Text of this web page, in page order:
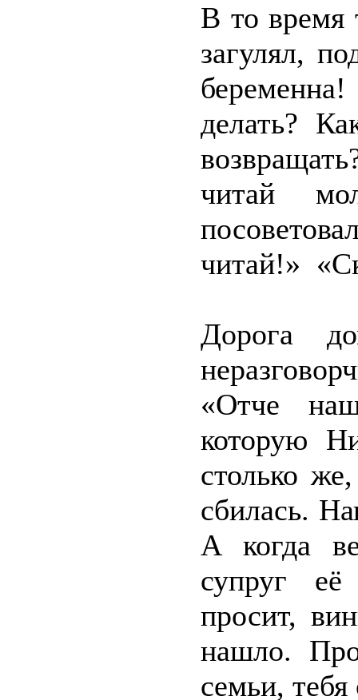
В то
загулял,
делать?
читай
читай!»
Дорога
«Отче
которую
столько
сбилась.
А когда
супруг
просит,
нашло.
семьи,